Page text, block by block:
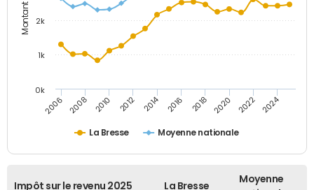
La Bresse Moyenne nationale
2006 2008 2010 2012 2014 2016 2018 2020 2022 2024
0k
1k
2k
Impôt sur le revenu 2025 La Bresse
Moyenne